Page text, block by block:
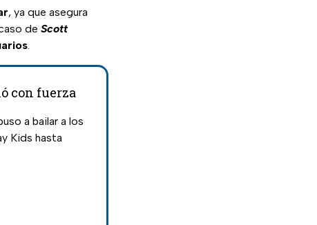
, ya que asegura
de Scott
.
con fuerza
a bailar a los
Kids hasta